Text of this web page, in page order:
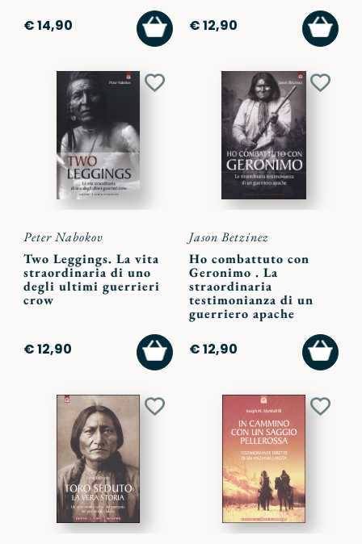
€ 14,90
AGGIUNGI
AL
CARRELLO
€ 12,90
AL
Aggiungi
Peter Nabokov
Two Leggings. La vita
straordinaria di uno
degli ultimi guerrieri
crow
€ 12,90
AGGIUNGI
AL
CARRELLO
Jason Betzinez
Ho combattuto con
Geronimo . La
straordinaria
testimonianza di un
guerriero apache
€ 12,90
AL
Aggiungi